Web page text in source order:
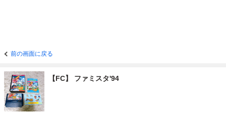
前の画面に戻る
【FC】 ファミスタ'94